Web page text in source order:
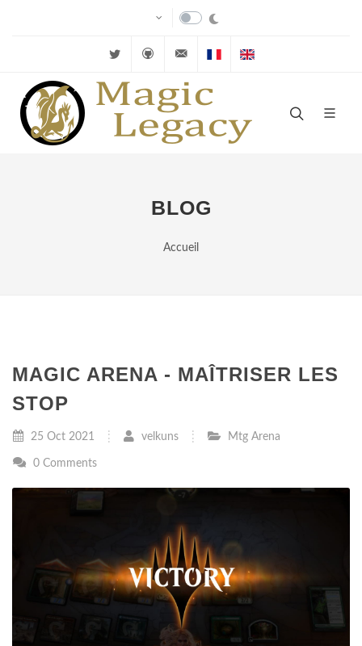
Twitter Github velkuns@magiclegacy.fr
Cartes FR
BLOG
Accueil
MAGIC ARENA - MAÎTRISER LES
STOP
25 Oct 2021 velkuns Mtg Arena
0 Comments